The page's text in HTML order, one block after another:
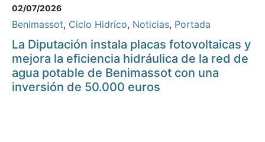
02/07/2026
Benimassot, Ciclo Hidríco, Noticias, Portada
La Diputación instala placas fotovoltaicas y
mejora la eficiencia hidráulica de la red de
agua potable de Benimassot con una
inversión de 50.000 euros